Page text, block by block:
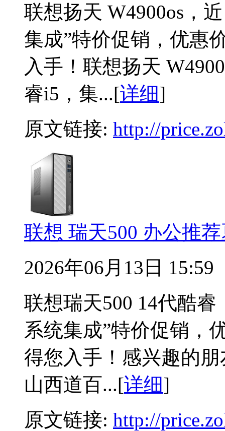
联想扬天 W4900os，
集成”特价促销，优惠
入手！联想扬天
睿i5，集...[详细]
原文链接: http://
联想 瑞天500 办公推
2026年06月13日 15:59
联想瑞天500 14代酷
系统集成”特价促销，
得您入手！感兴趣的
山西道百...[详细]
原文链接: http://